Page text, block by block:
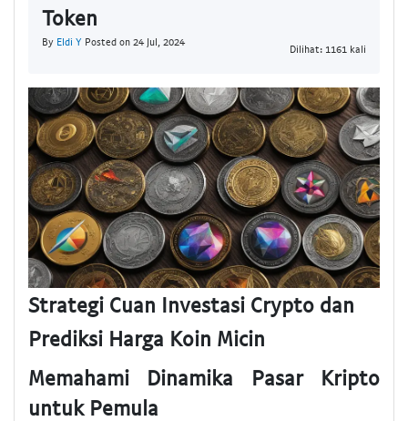
Token
By Eldi Y Posted on 24 Jul, 2024
Dilihat: 1161 kali
Strategi Cuan Investasi Crypto dan
Prediksi Harga Koin Micin
Memahami Dinamika Pasar Kripto
untuk Pemula